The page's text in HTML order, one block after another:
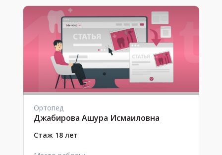
Ортопед
Джабирова Ашура Исмаиловна
Стаж 18 лет